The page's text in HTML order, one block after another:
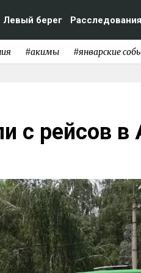
Левый берег Расследования
#акимы #январские
с рейсов